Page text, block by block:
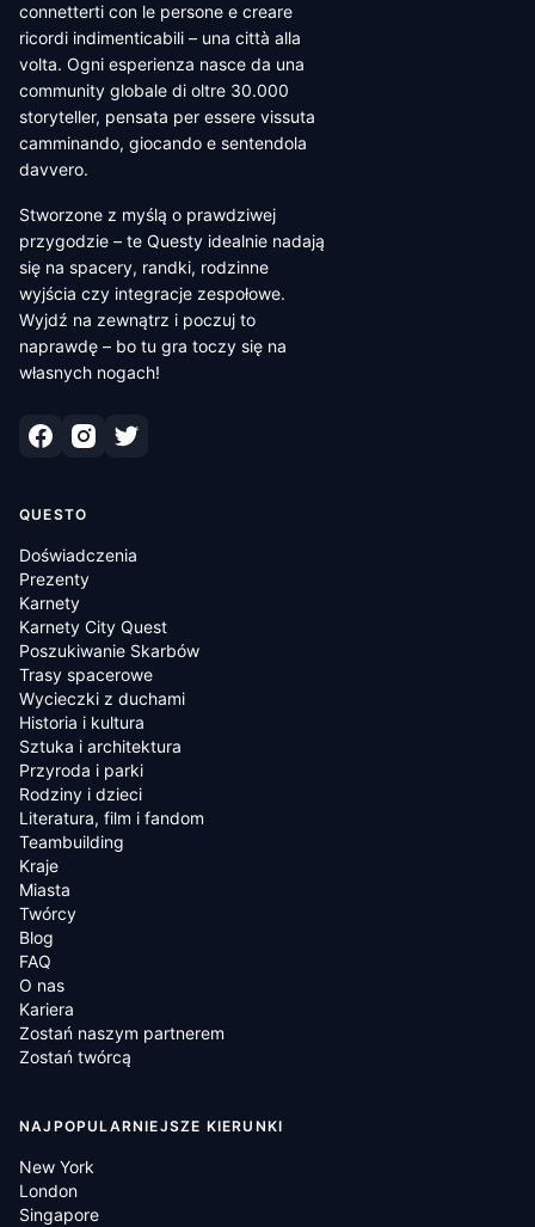
connetterti con le persone e creare
ricordi indimenticabili – una città alla
volta. Ogni esperienza nasce da una
community globale di oltre 30.000
storyteller, pensata per essere vissuta
camminando, giocando e sentendola
davvero.
Stworzone z myślą o prawdziwej
przygodzie – te Questy idealnie nadają
się na spacery, randki, rodzinne
wyjścia czy integracje zespołowe.
Wyjdź na zewnątrz i poczuj to
naprawdę – bo tu gra toczy się na
własnych nogach!
QUESTO
Doświadczenia
Prezenty
Karnety
Karnety City Quest
Poszukiwanie Skarbów
Trasy spacerowe
Wycieczki z duchami
Historia i kultura
Sztuka i architektura
Przyroda i parki
Rodziny i dzieci
Literatura, film i fandom
Teambuilding
Kraje
Miasta
Twórcy
Blog
FAQ
O nas
Kariera
Zostań naszym partnerem
Zostań twórcą
NAJPOPULARNIEJSZE KIERUNKI
New York
London
Singapore